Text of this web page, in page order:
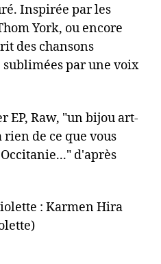
Inspirée par les
York, ou encore
des chansons
par une voix
EP, Raw, "un bijou art-
de ce que vous
d'après
: Karmen Hira